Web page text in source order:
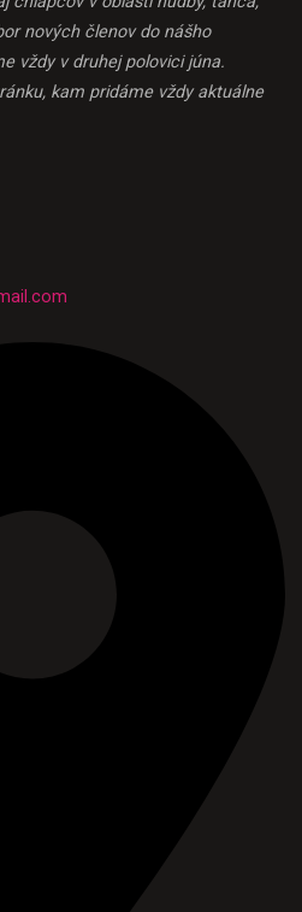
nových členov do nášho
vždy v druhej polovici júna.
kam pridáme vždy aktuálne